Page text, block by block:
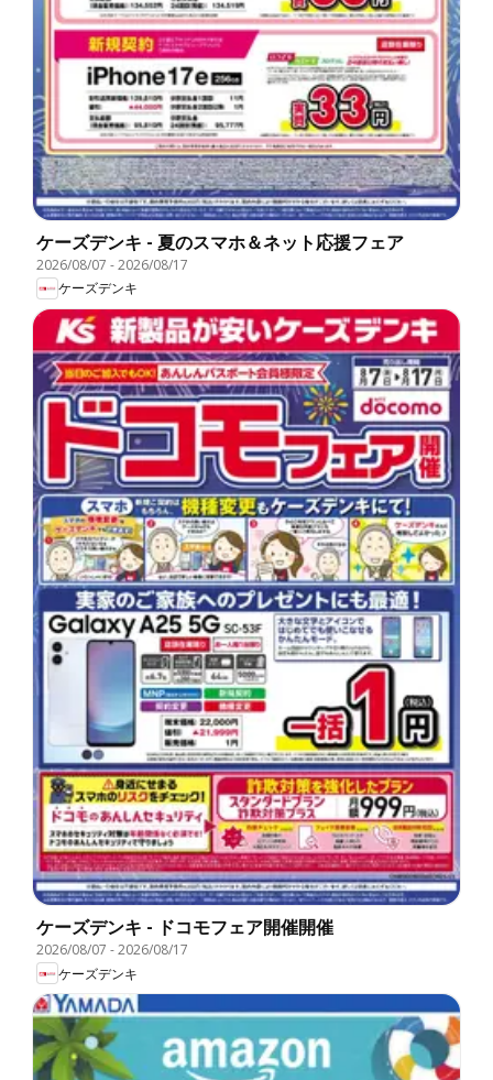
ケーズデンキ - 夏のスマホ＆ネット応援フェア
2026/08/07 -2026/08/17
ケーズデンキ
ケーズデンキ - ドコモフェア開催開催
2026/08/07 -2026/08/17
ケーズデンキ